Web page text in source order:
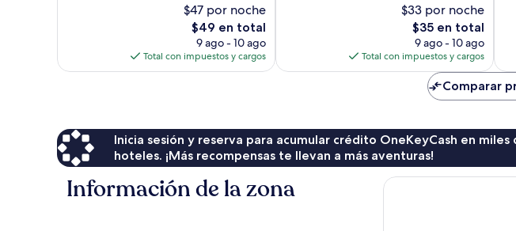
$47 por noche
El
precio
actual
es
$49 en total
9 ago - 10 ago
Total con impuestos y cargos
$33 por noche
El
precio
actual
es
$35
$35 en total
9 ago - 10 ago
Total con impuestos y cargos
Comparar
Inicia sesión y reserva para acumular crédito OneKeyCash en miles
hoteles. ¡Más recompensas te llevan a más aventuras!
Información de la zona